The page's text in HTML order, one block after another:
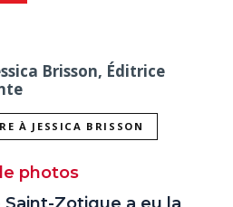
Brisson, Éditrice
À JESSICA BRISSON
photos